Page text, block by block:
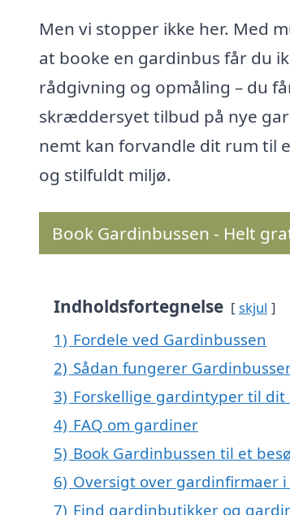
Men vi stopper ikke her. Med
at booke en gardinbus får du
rådgivning og opmåling – du
skræddersyet tilbud på nye
nemt kan forvandle dit rum til
og stilfuldt miljø.
Book Gardinbussen - Helt
Indholdsfortegnelse skjul
1) Fordele ved Gardinbussen
2) Sådan fungerer
3) Forskellige gardintyper til dit
4) FAQ om gardiner
5) Book Gardinbussen til et
6) Oversigt over gardinfirmaer
7) Find gardinbutikker og